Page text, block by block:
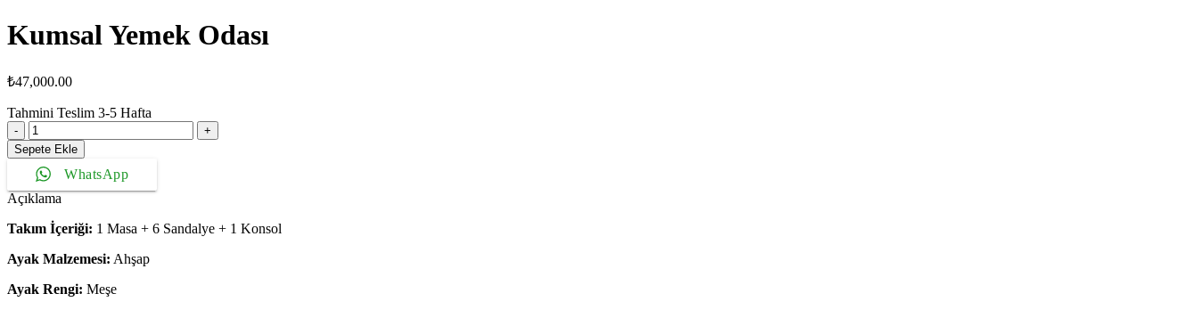
Kumsal Yemek Odası
₺47,000.00
Tahmini Teslim 3-5 Hafta
Kumsal
Yemek
Odası
adet
Sepete Ekle
WhatsApp
Açıklama
Takım İçeriği: 1 Masa + 6 Sandalye + 1 Konsol
Ayak Malzemesi: Ahşap
Ayak Rengi: Meşe